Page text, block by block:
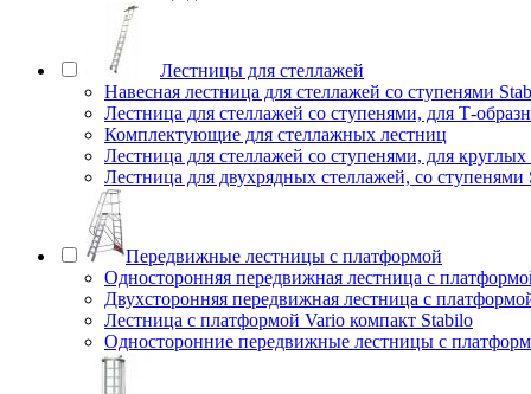
Лестницы для стеллажей
Навесная лестница для стеллажей со ступенями
Лестница для стеллажей со ступенями, для Т-
Комплектующие для стеллажных лестниц
Лестница для стеллажей со ступенями, для
Лестница для двухрядных стеллажей, со ступенями
Передвижные лестницы с платформой
Односторонняя передвижная лестница с
Двухсторонняя передвижная лестница с
Лестница с платформой Vario компакт Stabilo
Односторонние передвижные лестницы с